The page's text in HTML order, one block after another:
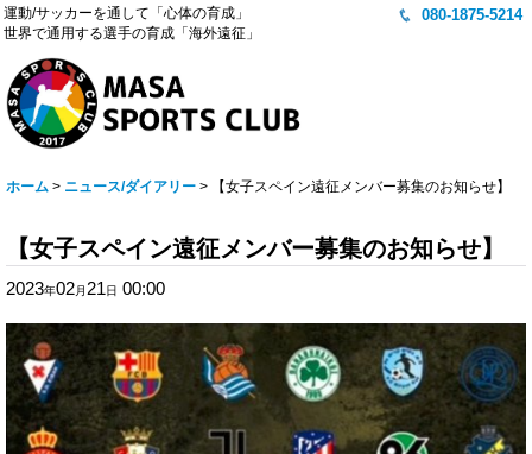
運動/サッカーを通して「心体の育成」
世界で通用する選手の育成「海外遠征」
080-1875-5214
ホーム > ニュース/ダイアリー > 【女子スペイン遠征メンバー募集のお知らせ】
【女子スペイン遠征メンバー募集のお知らせ】
2023年02月 21日 00:00